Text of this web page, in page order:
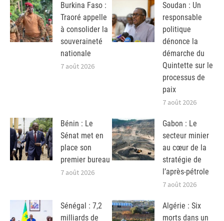
Burkina Faso :
Traoré appelle
à consolider la
souveraineté
nationale
7 août 2026
Soudan : Un
responsable
politique
dénonce la
démarche du
Quintette sur le
processus de
paix
7 août 2026
Bénin : Le
Sénat met en
place son
premier bureau
7 août 2026
Gabon : Le
secteur minier
au cœur de la
stratégie de
l’après-pétrole
7 août 2026
Sénégal : 7,2
milliards de
Algérie : Six
morts dans un